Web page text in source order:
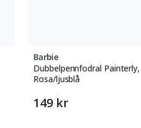
Barbie
Dubbelpennfodral Painterly,
Rosa/ljusblå
149 kr